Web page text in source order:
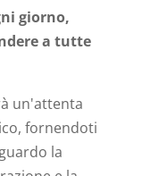
giorno,
a tutte
un'attenta
fornendoti
la